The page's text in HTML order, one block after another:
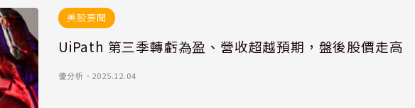
美股要聞
UiPath 第三季轉虧為盈、營收超越預期，盤後股價走高
優分析 ． 2025.12.04